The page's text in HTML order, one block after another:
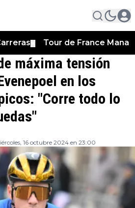
Tour de France
máxima tensión
en los
"Corre todo lo
16 octubre 2024 en 23:00